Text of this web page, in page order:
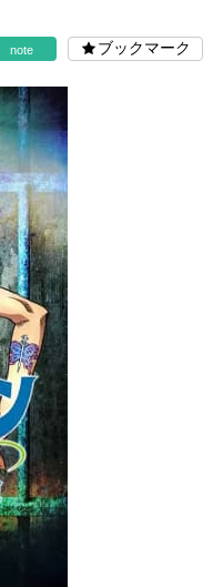
note ブックマーク